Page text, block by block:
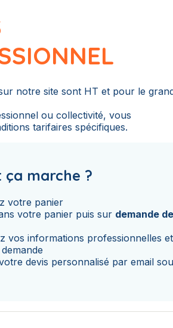
notre site sont HT et pour le
ou collectivité, vous
tarifaires spécifiques.
ça marche ?
votre panier
votre panier puis sur demande
vos informations professionnelles et
devis personnalisé par email